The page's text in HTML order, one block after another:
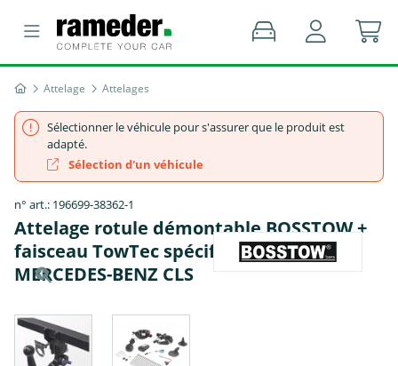
Attelage Attelages
Sélectionner le véhicule pour s'assurer que le produit est
adapté.
Sélection d'un véhicule
n° art.: 196699-38362-1
Attelage rotule démontable BOSSTOW +
faisceau TowTec spécifique 7 broches -
MERCEDES-BENZ CLS